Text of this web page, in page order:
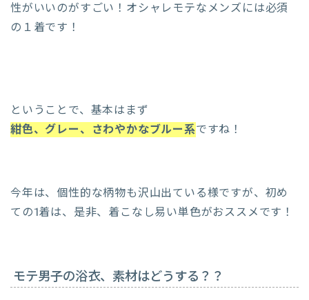
性がいいのがすごい！オシャレモテなメンズには必須
の１着です！
ということで、基本はまず
紺色、グレー、さわやかなブルー系ですね！
今年は、個性的な柄物も沢山出ている様ですが、初め
ての1着は、是非、着こなし易い単色がおススメです！
モテ男子の浴衣、素材はどうする？？